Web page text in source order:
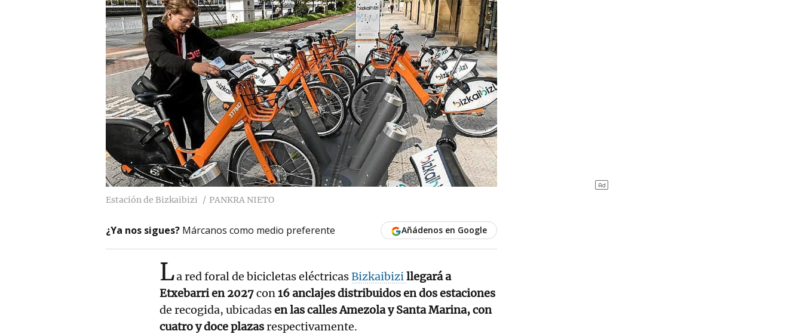
Estación de Bizkaibizi PANKRA NIETO
¿Ya nos sigues? Márcanos como medio preferente Añádenos en Google
La red foral de bicicletas eléctricasBizkaibizillegará a
Etxebarri en 2027con16 anclajes distribuidos en dos estaciones
de recogida, ubicadasen las calles Amezola y Santa Marina, con
cuatro y doce plazasrespectivamente.